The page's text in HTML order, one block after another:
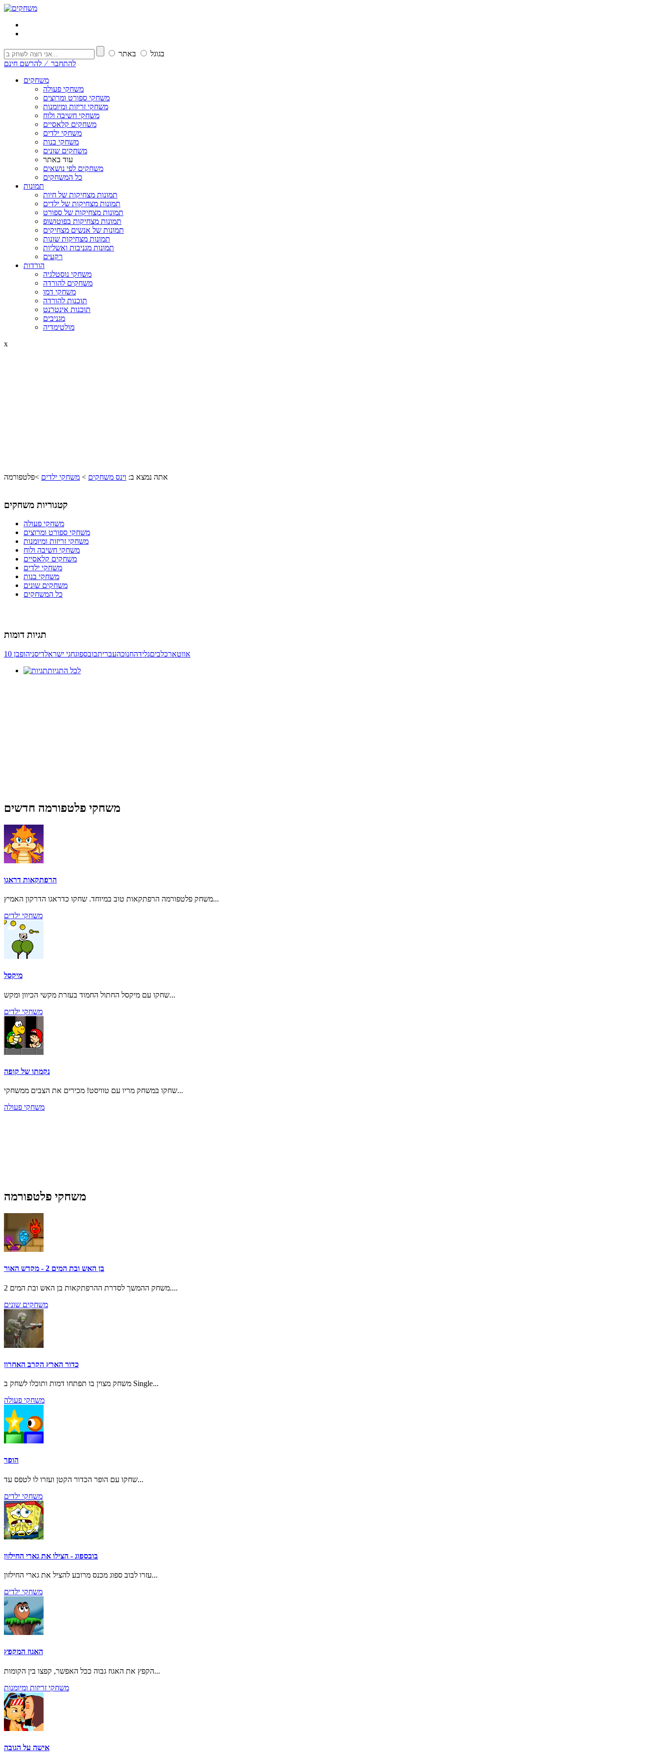
בגוגל
באתר
להתחבר ⁄ להרשם חינם
משחקים
משחקי פעולה
משחקי ספורט ומרוצים
משחקי זריזות ומיומנות
משחקי חשיבה ולוח
משחקים קלאסיים
משחקי ילדים
משחקי בנות
משחקים שונים
עוד באתר
משחקים לפי נושאים
כל המשחקים
תמונות
תמונות מצחיקות של חיות
תמונות מצחיקות של ילדים
תמונות מצחיקות של ספורט
תמונות מצחיקות בפוטושופ
תמונות של אנשים מצחיקים
תמונות מצחיקות שונות
תמונות מגניבות ואשליות
רקעים
הורדות
משחקי נוסטלגיה
משחקים להורדה
משחקי דמו
תוכנות להורדה
תוכנות אינטרנט
מגניבים
מולטימדיה
x
אתה נמצא ב: וינס משחקים > משחקי ילדים >פלטפורמה
קטגוריות משחקים
משחקי פעולה
משחקי ספורט ומרוצים
משחקי זריזות ומיומנות
משחקי חשיבה ולוח
משחקים קלאסיים
משחקי ילדים
משחקי בנות
משחקים שונים
כל המשחקים
תגיות דומות
אווטארכלביםגלידהחנוכהעבריתבובספוגחגי ישראלדיסניהופבן 10
לכל התגיות
משחקי פלטפורמה חדשים
הרפתקאות דראגו
משחק פלטפורמה הרפתקאות טוב במיוחד. שחקו כדראגו הדרקון האמיץ...
משחקי ילדים
מיקסל
שחקו עם מיקסל החתול החמוד בעזרת מקשי הכיוון ומקש...
משחקי ילדים
נקמתו של קופה
שחקו במשחק מריו עם טוויסט! מכירים את הצבים ממשחקי...
משחקי פעולה
משחקי פלטפורמה
בן האש ובת המים 2 - מקדש האור
משחק ההמשך לסדרת ההרפתקאות בן האש ובת המים 2....
משחקים שונים
כדור הארץ הקרב האחרון
משחק מצוין בו תפתחו דמות ותוכלו לשחק ב Single...
משחקי פעולה
הופר
שחקו עם הופר הכדור הקטן ועזרו לו לטפס עד...
משחקי ילדים
בובספוג - הצילו את גארי החילזון
עזרו לבוב ספוג מכנס מרובע להציל את גארי החילזון...
משחקי ילדים
האגוז המקפץ
הקפץ את האגוז גבוה ככל האפשר, קפצו בין הקומות...
משחקי זריזות ומיומנות
אישה על הגובה